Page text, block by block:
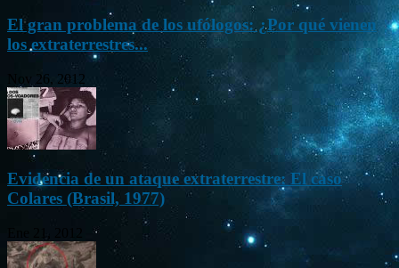
El gran problema de los ufólogos: ¿Por qué vienen
los extraterrestres...
Nov 26, 2012
Evidencia de un ataque extraterrestre: El caso
Colares (Brasil, 1977)